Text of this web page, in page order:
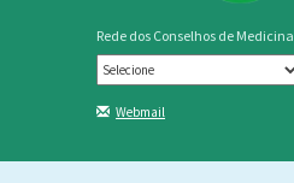
Rede dos Conselhos de Medicina
Webmail